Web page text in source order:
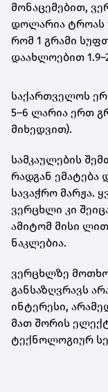
მონაცემებით,
დოლარია ტროას
რომ 1 გრამი
დაახლოებით
საქართველოს
5–6 ლარია ერთ
მიხედვით).
სამკაულების
რადგან ემატება
სავაჭრო მარჟა.
ვერცხლი კი
ამიტომ მისი
ნაკლებია.
ვერცხლზე
განსაზღვრავს
ინტერესი,
მათ შორის
ტექნოლოგიურ